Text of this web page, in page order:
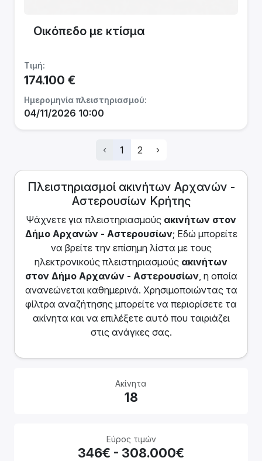
Οικόπεδο με κτίσμα
Τιμή:
174.100 €
Ημερομηνία πλειστηριασμού:
04/11/2026 10:00
‹ 1 2 ›
Πλειστηριασμοί ακινήτων Αρχανών -
Αστερουσίων Κρήτης
Ψάχνετε για πλειστηριασμoύς ακινήτων στον
Δήμο Αρχανών - Αστερουσίων; Εδώ μπορείτε
να βρείτε την επίσημη λίστα με τους
ηλεκτρονικούς πλειστηριασμούς ακινήτων
στον Δήμο Αρχανών - Αστερουσίων, η οποία
ανανεώνεται καθημερινά. Χρησιμοποιώντας τα
φίλτρα αναζήτησης μπορείτε να περιορίσετε τα
ακίνητα και να επιλέξετε αυτό που ταιριάζει
στις ανάγκες σας.
Ακίνητα
18
Εύρος τιμών
346€ - 308.000€